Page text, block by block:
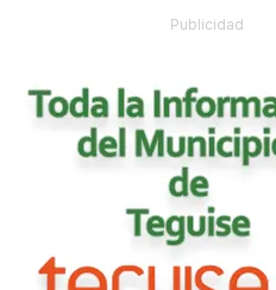
Publicidad